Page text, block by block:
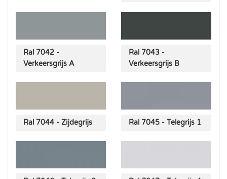
Ral 7042 -
Verkeersgrijs A
Ral 7043 -
Verkeersgrijs B
Ral 7044 - Zijdegrijs Ral 7045 - Telegrijs 1